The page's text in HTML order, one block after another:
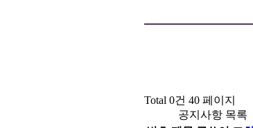
Total 0건 40 페이지
공지사항 목록